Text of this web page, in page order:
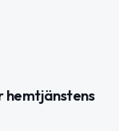
hemtjänstens